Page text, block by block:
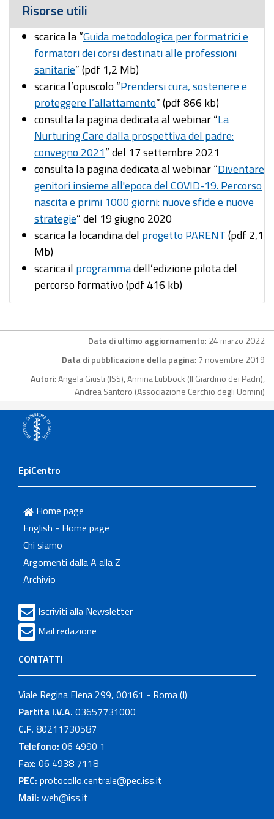
Risorse utili
scarica la “Guida metodologica per formatrici e
formatori dei corsi destinati alle professioni
sanitarie” (pdf 1,2 Mb)
scarica l’opuscolo “Prendersi cura, sostenere e
proteggere l’allattamento” (pdf 866 kb)
consulta la pagina dedicata al webinar “La
Nurturing Care dalla prospettiva del padre:
convegno 2021” del 17 settembre 2021
consulta la pagina dedicata al webinar “Diventare
genitori insieme all'epoca del COVID-19. Percorso
nascita e primi 1000 giorni: nuove sfide e nuove
strategie” del 19 giugno 2020
scarica la locandina del progetto PARENT(pdf 2,1
Mb)
scarica il programmadell’edizione pilota del
percorso formativo (pdf 416 kb)
Data di ultimo aggiornamento: 24 marzo 2022
Data di pubblicazione della pagina: 7 novembre 2019
Autori: Angela Giusti (ISS), Annina Lubbock (Il Giardino dei Padri),
Andrea Santoro (Associazione Cerchio degli Uomini)
EpiCentro
Home page
English - Home page
Chi siamo
Argomenti dalla A alla Z
Archivio
Iscriviti alla Newsletter
Mail redazione
CONTATTI
Viale Regina Elena 299, 00161 - Roma (I)
Partita I.V.A. 03657731000
C.F. 80211730587
Telefono: 06 4990 1
Fax: 06 4938 7118
PEC: protocollo.centrale@pec.iss.it
Mail: web@iss.it